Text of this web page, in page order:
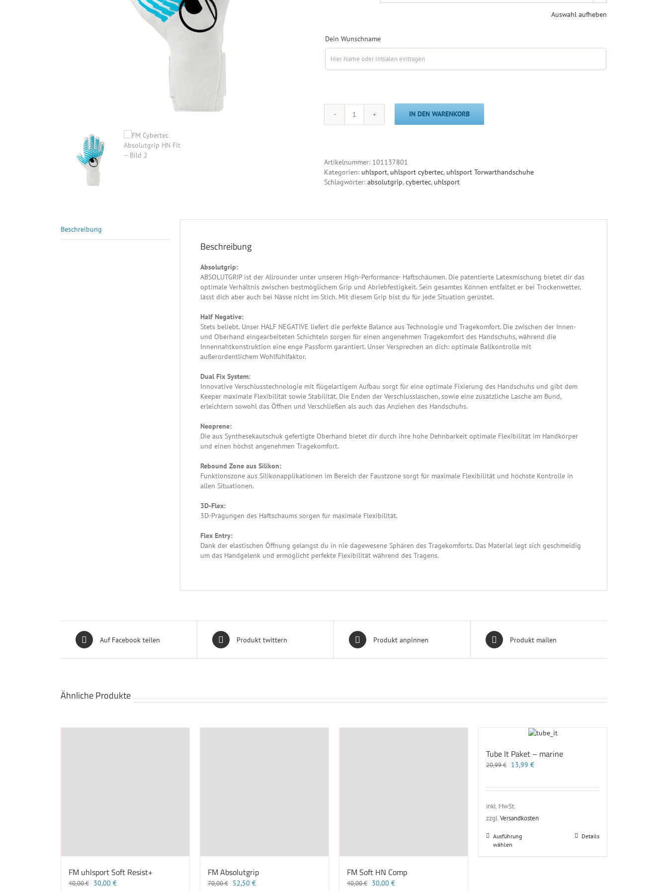
Auswahl aufheben
Dein Wunschname
FM
Menge
IN DEN WARENKORB
Artikelnummer: 101137801
Kategorien: uhlsport, uhlsport cybertec, uhlsport Torwarthandschuhe
Schlagwörter: absolutgrip,cybertec, uhlsport
Beschreibung
Beschreibung
Absolutgrip:
ABSOLUTGRIP ist der Allrounder unter unseren High-Performance- Haftschäumen. Die patentierte Latexmischung bietet dir das
optimale Verhältnis zwischen bestmöglichem Grip und Abriebfestigkeit. Sein gesamtes Können entfaltet er bei Trockenwetter,
lässt dich aber auch bei Nässe nicht im Stich. Mit diesem Grip bist du für jede Situation gerüstet.
Half Negative:
Stets beliebt. Unser HALF NEGATIVE liefert die perfekte Balance aus Technologie und Tragekomfort. Die zwischen der Innen-
und Oberhand eingearbeiteten Schichteln sorgen für einen angenehmen Tragekomfort des Handschuhs, während die
Innennahtkonstruktion eine enge Passform garantiert. Unser Versprechen an dich: optimale Ballkontrolle mit
außerordentlichem Wohlfühlfaktor.
Dual Fix System:
Innovative Verschlusstechnologie mit flügelartigem Aufbau sorgt für eine optimale Fixierung des Handschuhs und gibt dem
Keeper maximale Flexibilität sowie Stabilität. Die Enden der Verschlusslaschen, sowie eine zusätzliche Lasche am Bund,
erleichtern sowohl das Öffnen und Verschließen als auch das Anziehen des Handschuhs.
Neoprene:
Die aus Synthesekautschuk gefertigte Oberhand bietet dir durch ihre hohe Dehnbarkeit optimale Flexibilität im Handkörper
und einen höchst angenehmen Tragekomfort.
Rebound Zone aus Silikon:
Funktionszone aus Silikonapplikationen im Bereich der Faustzone sorgt für maximale Flexibilität und höchste Kontrolle in
allen Situationen.
3D-Flex:
3D-Prägungen des Haftschaums sorgen für maximale Flexibilität.
Flex Entry:
Dank der elastischen Öffnung gelangst du in nie dagewesene Sphären des Tragekomforts. Das Material legt sich geschmeidig
um das Handgelenk und ermöglicht perfekte Flexibilität während des Tragens.
Auf Facebook teilen Produkt twittern Produkt anpinnen Produkt mailen
Ähnliche Produkte
FM uhlsport Soft Resist+
40,00€ Ursprünglicher
30,00 €Aktueller
FM Absolutgrip
70,00€ Ursprünglicher
52,50 €Aktueller
FM Soft HN Comp
40,00€ Ursprünglicher
30,00 €Aktueller
Tube It Paket – marine
20,99€ Ursprünglicher
20,99 €
13,99 €Aktueller
13,99 €.
inkl. MwSt.
zzgl.Versandkosten
Ausführung
wählen
Details